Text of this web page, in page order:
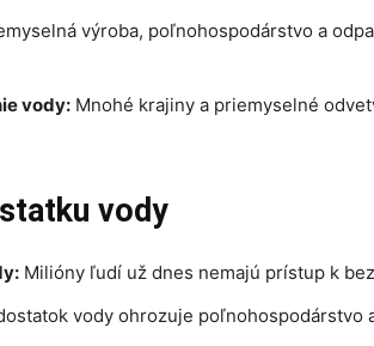
výroba, poľnohospodárstvo a
vody: Mnohé krajiny a priemyselné
vody
Milióny ľudí už dnes nemajú prístup k
vody ohrozuje poľnohospodárstvo